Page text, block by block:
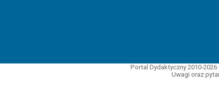
Portal Dydaktyczny 2010-
Uwagi oraz